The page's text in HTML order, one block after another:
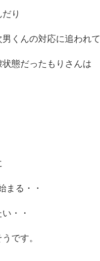
り
くんの対応に追われて
態だったもりさんは
まる・・
・・
です。